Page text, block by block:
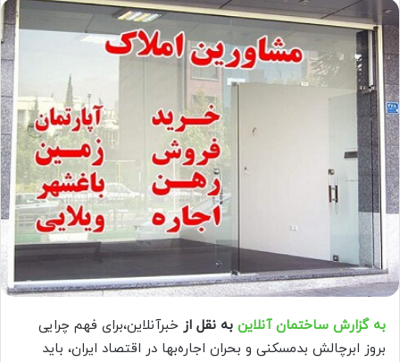
به گزارش ساختمان آنلاین به نقل از خبرآنلاین،برای فهم چرایی
بروز ابرچالش بدمسکنی و بحران اجاره‌بها در اقتصاد ایران، باید